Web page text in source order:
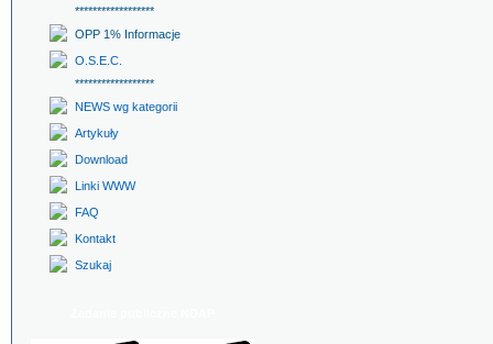
******************
OPP 1% Informacje
O.S.E.C.
******************
NEWS wg kategorii
Artykuły
Download
Linki WWW
FAQ
Kontakt
Szukaj